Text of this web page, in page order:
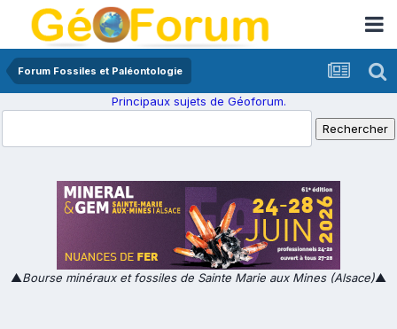
Forum Fossiles et Paléontologie
Principaux sujets de Géoforum.
▲Bourse minéraux et fossiles de Sainte Marie aux Mines (Alsace)▲